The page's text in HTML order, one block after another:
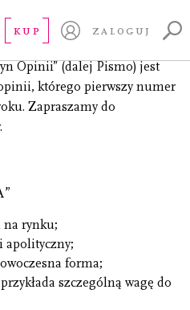
KUP ZALOGUJ
Opinii” (dalej Pismo) jest
którego pierwszy numer
Zapraszamy do
na rynku;
apolityczny;
forma;
szczególną wagę do